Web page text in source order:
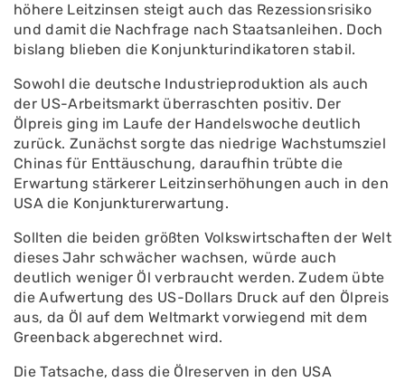
höhere Leitzinsen steigt auch das Rezessionsrisiko
und damit die Nachfrage nach Staatsanleihen. Doch
bislang blieben die Konjunkturindikatoren stabil.
Sowohl die deutsche Industrieproduktion als auch
der US-Arbeitsmarkt überraschten positiv. Der
Ölpreis ging im Laufe der Handelswoche deutlich
zurück. Zunächst sorgte das niedrige Wachstumsziel
Chinas für Enttäuschung, daraufhin trübte die
Erwartung stärkerer Leitzinserhöhungen auch in den
USA die Konjunkturerwartung.
Sollten die beiden größten Volkswirtschaften der Welt
dieses Jahr schwächer wachsen, würde auch
deutlich weniger Öl verbraucht werden. Zudem übte
die Aufwertung des US-Dollars Druck auf den Ölpreis
aus, da Öl auf dem Weltmarkt vorwiegend mit dem
Greenback abgerechnet wird.
Die Tatsache, dass die Ölreserven in den USA